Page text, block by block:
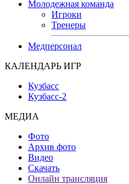
Молодежная команда
Игроки
Тренеры
Медперсонал
КАЛЕНДАРЬ ИГР
Кузбасс
Кузбасс-2
МЕДИА
Фото
Архив фото
Видео
Скачать
Онлайн трансляция